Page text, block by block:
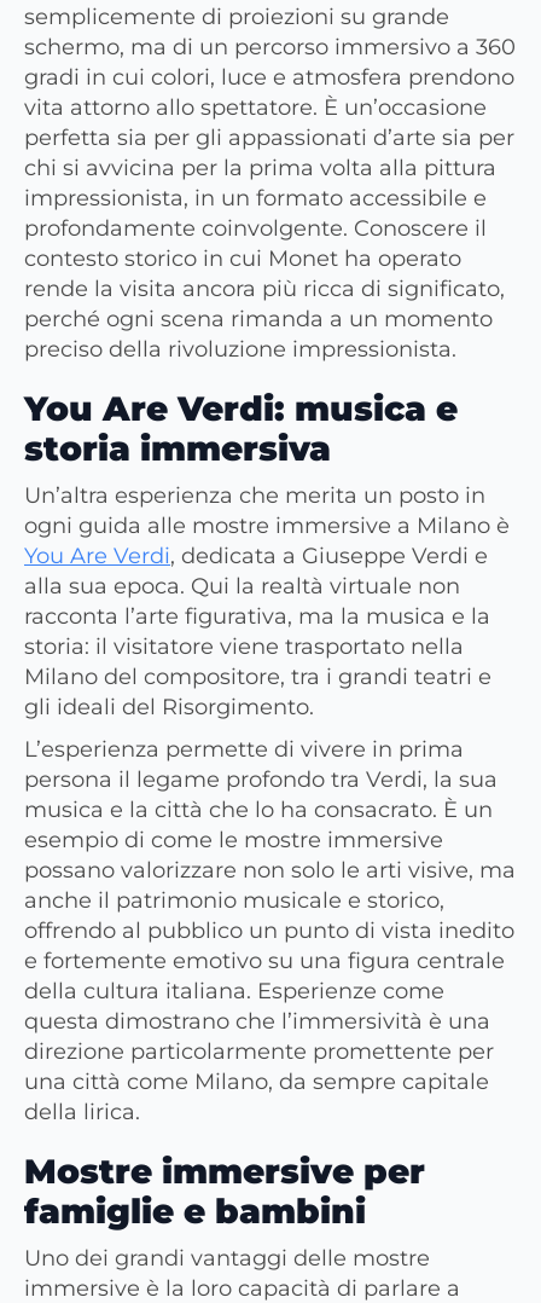
semplicemente di proiezioni su grande
schermo, ma di un percorso immersivo a 360
gradi in cui colori, luce e atmosfera prendono
vita attorno allo spettatore. È un’occasione
perfetta sia per gli appassionati d’arte sia per
chi si avvicina per la prima volta alla pittura
impressionista, in un formato accessibile e
profondamente coinvolgente. Conoscere il
contesto storico in cui Monet ha operato
rende la visita ancora più ricca di significato,
perché ogni scena rimanda a un momento
preciso della rivoluzione impressionista.
You Are Verdi: musica e
storia immersiva
Un’altra esperienza che merita un posto in
ogni guida alle mostre immersive a Milano è
You Are Verdi, dedicata a Giuseppe Verdi e
alla sua epoca. Qui la realtà virtuale non
racconta l’arte figurativa, ma la musica e la
storia: il visitatore viene trasportato nella
Milano del compositore, tra i grandi teatri e
gli ideali del Risorgimento.
L’esperienza permette di vivere in prima
persona il legame profondo tra Verdi, la sua
musica e la città che lo ha consacrato. È un
esempio di come le mostre immersive
possano valorizzare non solo le arti visive, ma
anche il patrimonio musicale e storico,
offrendo al pubblico un punto di vista inedito
e fortemente emotivo su una figura centrale
della cultura italiana. Esperienze come
questa dimostrano che l’immersività è una
direzione particolarmente promettente per
una città come Milano, da sempre capitale
della lirica.
Mostre immersive per
famiglie e bambini
Uno dei grandi vantaggi delle mostre
immersive è la loro capacità di parlare a